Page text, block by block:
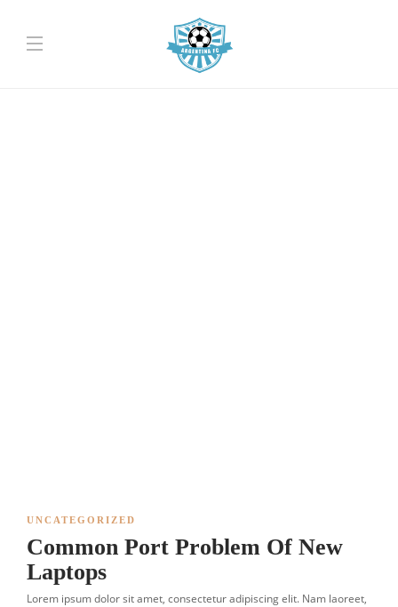
UNCATEGORIZED
Common Port Problem Of New
Laptops
Lorem ipsum dolor sit amet, consectetur adipiscing elit. Nam laoreet,